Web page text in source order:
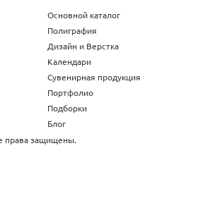
Основной каталог
Полиграфия
Дизайн и Верстка
Календари
Сувенирная продукция
Портфолио
Подборки
Блог
права защищены.